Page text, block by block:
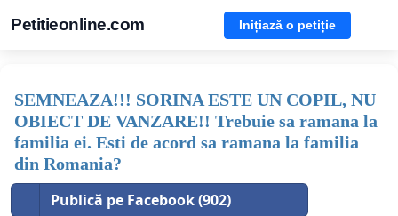
Petitieonline.com Inițiază o petiție
SEMNEAZA!!! SORINA ESTE UN COPIL, NU
OBIECT DE VANZARE!! Trebuie sa ramana la
familia ei. Esti de acord sa ramana la familia
din Romania?
Publică pe Facebook (902)